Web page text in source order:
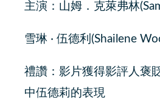
主演：山姆．克萊弗林
雪琳 ‧ 伍德利(Shailene
禮讚：影片獲得影評人褒
中伍德莉的表現